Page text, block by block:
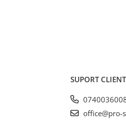
SUPORT
office@pro-